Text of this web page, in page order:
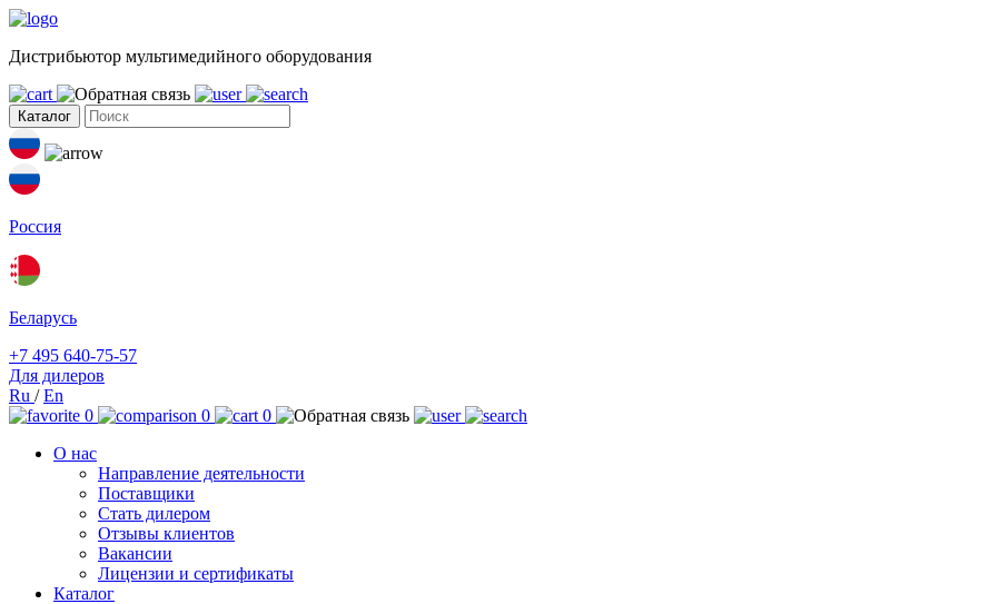
Дистрибьютор мультимедийного оборудования
Каталог
Россия
Беларусь
+7 495 640-75-57
Для дилеров
Ru /En
0
0
0
О нас
Направление деятельности
Поставщики
Стать дилером
Отзывы клиентов
Вакансии
Лицензии и сертификаты
Каталог